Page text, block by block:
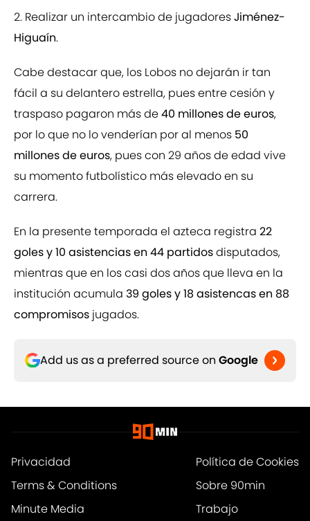
2. Realizar un intercambio de jugadoresJiménez-
Higuaín.
Cabe destacar que, los Lobos no dejarán ir tan
fácil a su delantero estrella, pues entre cesión y
traspaso pagaron más de40 millones de euros,
por lo que no lo venderían por al menos 50
millones de euros, pues con 29 años de edad vive
su momento futbolístico más elevado en su
carrera.
En la presente temporada el azteca registra 22
goles y 10 asistencias en 44 partidosdisputados,
mientras que en los casi dos años que lleva en la
institución acumula 39 goles y 18 asistencas en 88
compromisos jugados.
Add us as a preferred source on Google
Privacidad
Política de Cookies
Terms & Conditions
Sobre 90min
Minute Media
Trabajo